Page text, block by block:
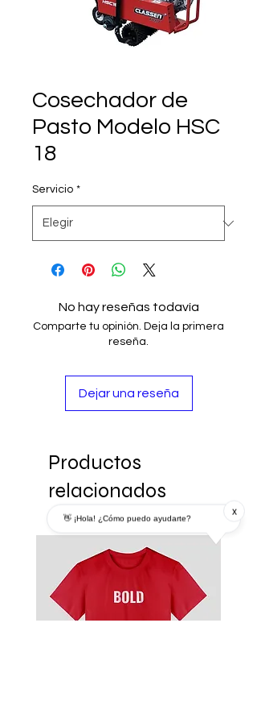
Cosechador de
Pasto Modelo HSC
18
Servicio *
No hay reseñas todavía
Comparte tu opinión. Deja la primera
reseña.
Dejar una reseña
Productos
relacionados
👋 ¡Hola! ¿Cómo puedo ayudarte?
x